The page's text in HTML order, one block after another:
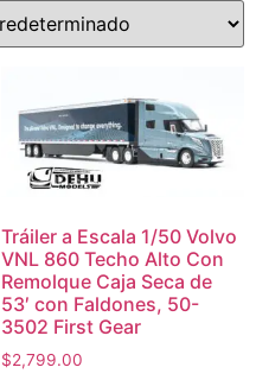
Tráiler a Escala 1/50 Volvo
VNL 860 Techo Alto Con
Remolque Caja Seca de
53′ con Faldones, 50-
3502 First Gear
$2,799.00